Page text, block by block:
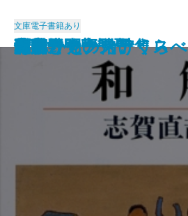
猟銃・闘牛
ヴェルレーヌ詩集
草枕
斜陽
高村光太郎詩集
歌行燈・高野聖
土
真実一路
老妓抄
坊っちゃん
文庫電子書籍あり
和解
ヰタ・セクスアリス
出家とその弟子
にごりえ・たけくらべ
武蔵野
白痴
青年
雁
それから
門